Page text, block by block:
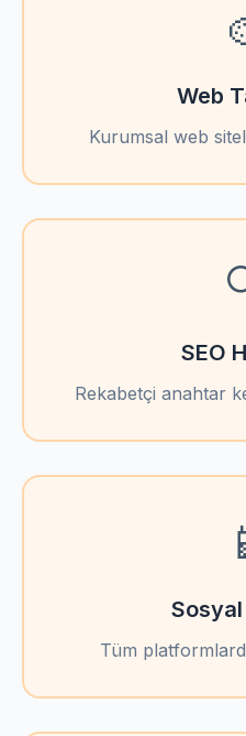
Web
Kurumsal web
SEO
Rekabetçi anahtar
Tüm